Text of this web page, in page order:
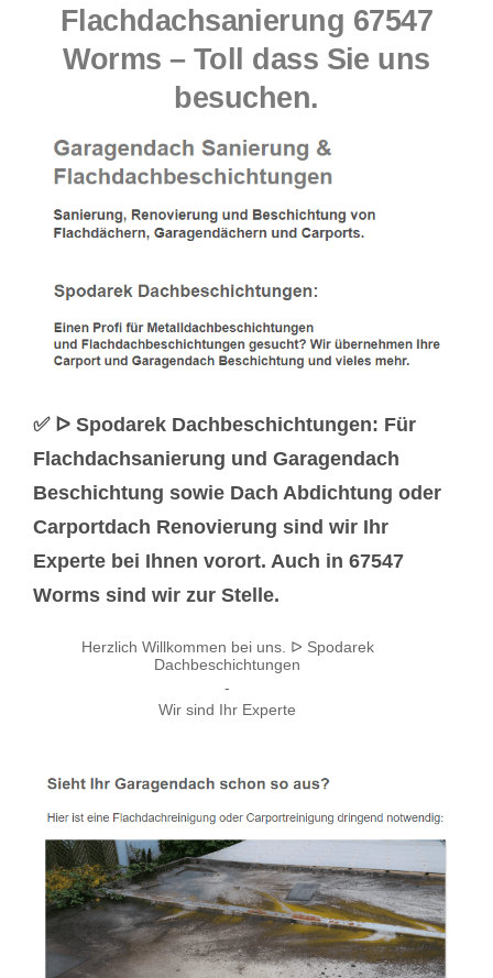
Flachdachsanierung 67547
Worms – Toll dass Sie uns
besuchen.
✅ ᐅ Spodarek Dachbeschichtungen: Für
Flachdachsanierung und Garagendach
Beschichtung sowie Dach Abdichtung oder
Carportdach Renovierung sind wir Ihr
Experte bei Ihnen vorort. Auch in 67547
Worms sind wir zur Stelle.
Herzlich Willkommen bei uns. ᐅ Spodarek
Dachbeschichtungen
-
Wir sind Ihr Experte